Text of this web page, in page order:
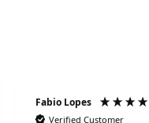
Fabio Lopes
Verified Customer